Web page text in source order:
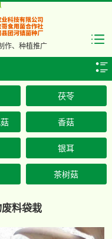
作、种植推广
茯苓
香菇
银耳
茶树菇
料袋栽